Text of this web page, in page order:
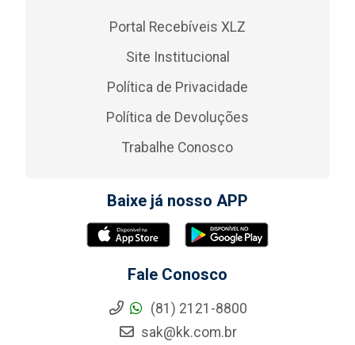
Portal Recebíveis XLZ
Site Institucional
Política de Privacidade
Política de Devoluções
Trabalhe Conosco
Baixe já nosso APP
Fale Conosco
(81) 2121-8800
sak@kk.com.br